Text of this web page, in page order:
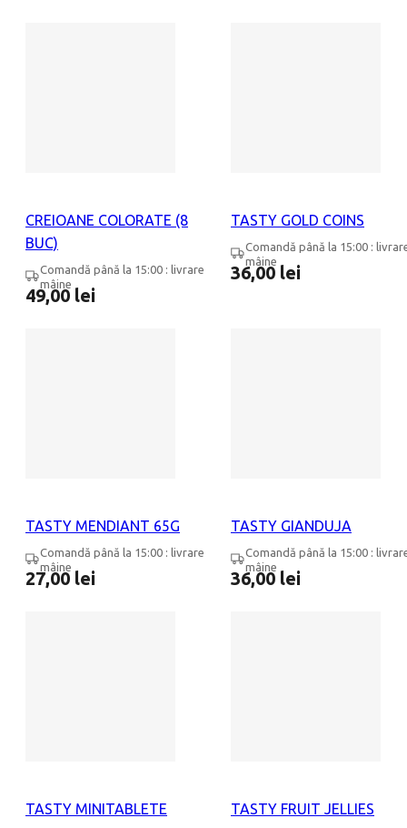
CREIOANE COLORATE (8
BUC)
Comandă până la 15:00 : livrare
mâine
49,00 lei
TASTY GOLD COINS
Comandă până la 15:00 :
mâine
36,00 lei
TASTY MENDIANT 65G
Comandă până la 15:00 : livrare
mâine
27,00 lei
TASTY GIANDUJA
Comandă până la 15:00 :
mâine
36,00 lei
TASTY MINITABLETE TASTY FRUIT JELLIES